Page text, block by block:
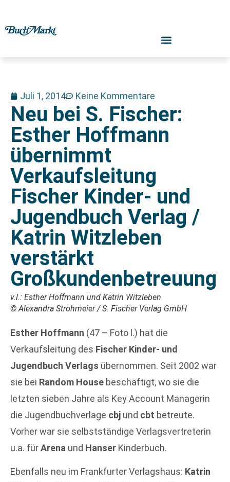
Juli 1, 2014 Keine Kommentare
Neu bei S. Fischer:
Esther Hoffmann
übernimmt
Verkaufsleitung
Fischer Kinder- und
Jugendbuch Verlag /
Katrin Witzleben
verstärkt
Großkundenbetreuung
v.l.: Esther Hoffmann und Katrin Witzleben
© Alexandra Strohmeier / S. Fischer Verlag GmbH
Esther Hoffmann (47 – Foto l.) hat die
Verkaufsleitung des Fischer Kinder- und
Jugendbuch Verlags übernommen. Seit 2002 war
sie bei Random House beschäftigt, wo sie die
letzten sieben Jahre als Key Account Managerin
die Jugendbuchverlage cbj und cbt betreute.
Vorher war sie selbstständige Verlagsvertreterin
u.a. fürArena und Hanser Kinderbuch.
Ebenfalls neu im Frankfurter Verlagshaus: Katrin